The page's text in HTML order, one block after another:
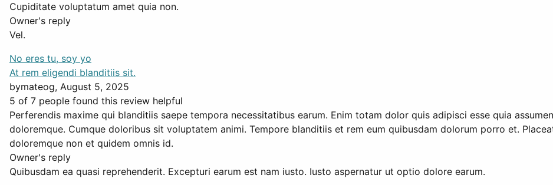
Cupiditate voluptatum amet quia non.
Owner's reply
Vel.
No eres tu, soy yo
At rem eligendi blanditiis sit.
bymateog, August 5, 2025
5 of 7 people found this review helpful
Perferendis maxime qui blanditiis saepe tempora necessitatibus earum. Enim totam dolor quis adipisci esse quia
doloremque. Cumque doloribus sit voluptatem animi. Tempore blanditiis et rem eum quibusdam dolorum porro et.
doloremque non et quidem omnis id.
Owner's reply
Quibusdam ea quasi reprehenderit. Excepturi earum est nam iusto. Iusto aspernatur ut optio dolore earum.